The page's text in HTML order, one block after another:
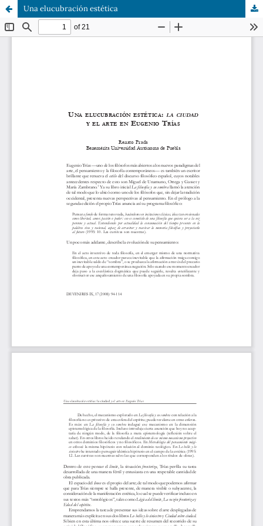
Una elucubración estética